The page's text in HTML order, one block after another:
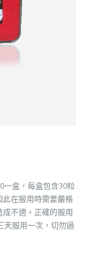
一盒，每盒包含30粒
在服用時需要嚴格
不適。正確的服用
服用一次，切勿過